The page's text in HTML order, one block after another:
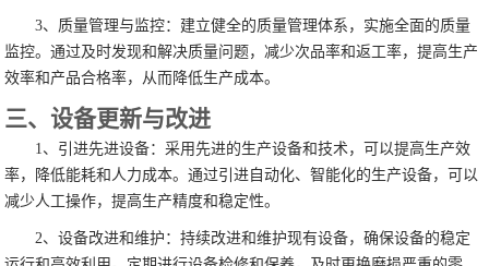
3、质量管理与监控：建立健全的质量管理体系，实施全面的质量
监控。通过及时发现和解决质量问题，减少次品率和返工率，提高生产
效率和产品合格率，从而降低生产成本。
三、设备更新与改进
1、引进先进设备：采用先进的生产设备和技术，可以提高生产效
率，降低能耗和人力成本。通过引进自动化、智能化的生产设备，可以
减少人工操作，提高生产精度和稳定性。
2、设备改进和维护：持续改进和维护现有设备，确保设备的稳定